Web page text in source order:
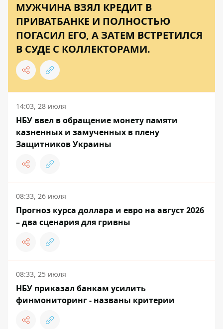
МУЖЧИНА ВЗЯЛ КРЕДИТ В
ПРИВАТБАНКЕ И ПОЛНОСТЬЮ
ПОГАСИЛ ЕГО, А ЗАТЕМ ВСТРЕТИЛСЯ
В СУДЕ С КОЛЛЕКТОРАМИ.
14:03, 28 июля
НБУ ввел в обращение монету памяти
казненных и замученных в плену
Защитников Украины
08:33, 26 июля
Прогноз курса доллара и евро на август 2026
– два сценария для гривны
08:33, 25 июля
НБУ приказал банкам усилить
финмониторинг - названы критерии